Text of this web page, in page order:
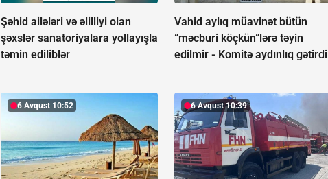
Şəhid ailələri və əlilliyi olan
şəxslər sanatoriyalara yollayışla
təmin ediliblər
Vahid aylıq müavinət bütün
“məcburi köçkün”lərə təyin
edilmir - Komitə aydınlıq gətirdi
6 Avqust 10:52 6 Avqust 10:39